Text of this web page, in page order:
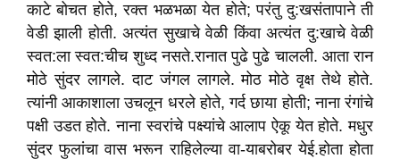
काटे बोचत होते,रक्त भळभळा येत होते;परंतु दु:खसंतापाने ती
वेडी झाली होती. अत्यंत सुखाचे वेळी किंवा अत्यंत दु:खाचे वेळी
स्वत:ला स्वत:चीच शुध्द नसते.रानात पुढे पुढे चालली. आता रान
मोठे सुंदर लागले. दाट जंगल लागले. मोठ मोठे वृक्ष तेथे होते.
त्यांनी आकाशाला उचलून धरले होते,गर्द छाया होती;नाना रंगांचे
पक्षी उडत होते. नाना स्वरांचे पक्ष्यांचे आलाप ऐकू येत होते. मधुर
सुंदर फुलांचा वास भरून राहिलेल्या वा-याबरोबर येई.होता होता